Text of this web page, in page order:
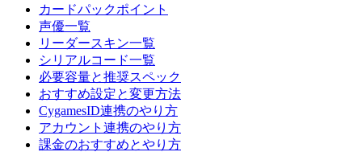
カードパックポイント
声優一覧
リーダースキン一覧
シリアルコード一覧
必要容量と推奨スペック
おすすめ設定と変更方法
CygamesID連携のやり方
アカウント連携のやり方
課金のおすすめとやり方